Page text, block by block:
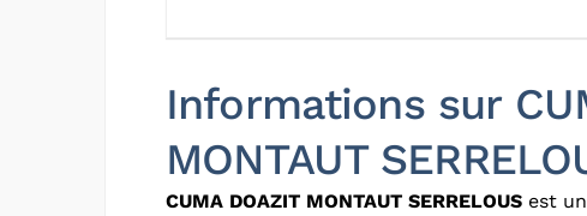
Informations sur
MONTAUT
CUMA DOAZIT MONTAUT SERRELOUS est